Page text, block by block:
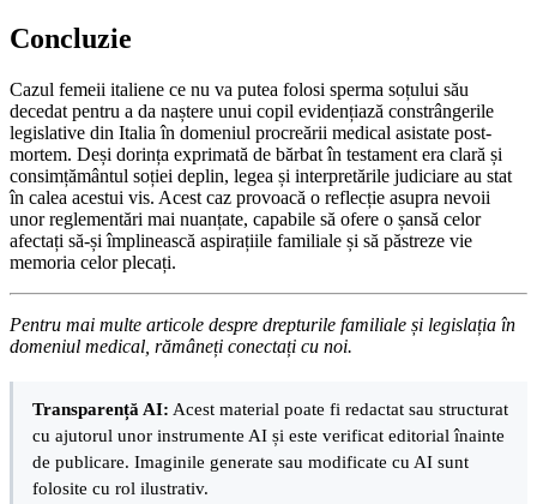
Concluzie
Cazul femeii italiene ce nu va putea folosi sperma soțului său
decedat pentru a da naștere unui copil evidențiază constrângerile
legislative din Italia în domeniul procreării medical asistate post-
mortem. Deși dorința exprimată de bărbat în testament era clară și
consimțământul soției deplin, legea și interpretările judiciare au stat
în calea acestui vis. Acest caz provoacă o reflecție asupra nevoii
unor reglementări mai nuanțate, capabile să ofere o șansă celor
afectați să-și împlinească aspirațiile familiale și să păstreze vie
memoria celor plecați.
Pentru mai multe articole despre drepturile familiale și legislația în
domeniul medical, rămâneți conectați cu noi.
Transparență AI: Acest material poate fi redactat sau structurat
cu ajutorul unor instrumente AI și este verificat editorial înainte
de publicare. Imaginile generate sau modificate cu AI sunt
folosite cu rol ilustrativ.